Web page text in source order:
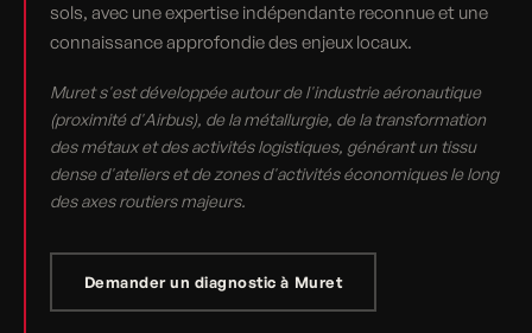
sols, avec une expertise indépendante reconnue et une
connaissance approfondie des enjeux locaux.
Muret s'est développée autour de l'industrie aéronautique
(proximité d'Airbus), de la métallurgie, de la transformation
des métaux et des activités logistiques, générant un tissu
dense d'ateliers et de zones d'activités économiques le long
des axes routiers majeurs.
Demander un diagnostic à Muret